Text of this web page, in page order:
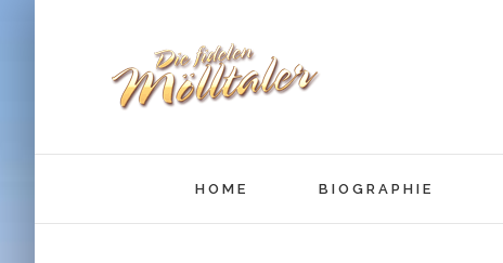
HOME BIOGRAPHIE